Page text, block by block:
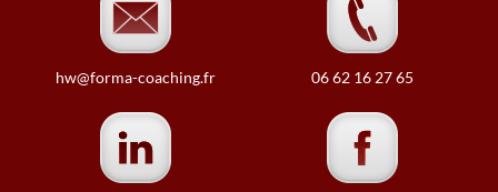
hw@forma-coaching.fr 06 62 16 27 65